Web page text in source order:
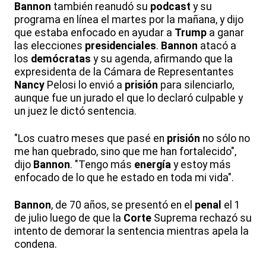
Bannon también reanudó su podcast y su
programa en línea el martes por la mañana, y dijo
que estaba enfocado en ayudar a Trump a ganar
las elecciones presidenciales. Bannon atacó a
los demócratas y su agenda, afirmando que la
expresidenta de la Cámara de Representantes
Nancy Pelosi lo envió a prisión para silenciarlo,
aunque fue un jurado el que lo declaró culpable y
un juez le dictó sentencia.
"Los cuatro meses que pasé en prisión no sólo no
me han quebrado, sino que me han fortalecido",
dijo Bannon. "Tengo más energía y estoy más
enfocado de lo que he estado en toda mi vida".
Bannon, de 70 años, se presentó en el penal el 1
de julio luego de que la Corte Suprema rechazó su
intento de demorar la sentencia mientras apela la
condena.